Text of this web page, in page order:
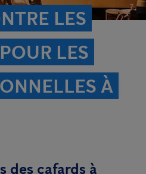
LES
LES
À
des cafards à